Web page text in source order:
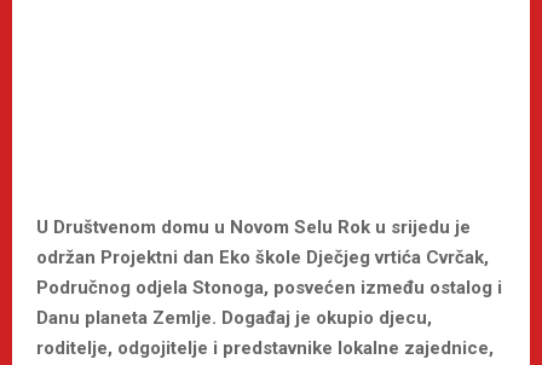
U Društvenom domu u Novom Selu Rok u srijedu je
održan Projektni dan Eko škole Dječjeg vrtića Cvrčak,
Područnog odjela Stonoga, posvećen između ostalog i
Danu planeta Zemlje. Događaj je okupio djecu,
roditelje, odgojitelje i predstavnike lokalne zajednice,